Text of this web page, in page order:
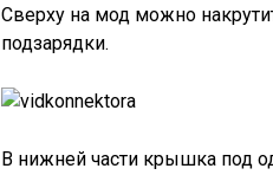
Сверху на мод можно
подзарядки.
В нижней части крышка под